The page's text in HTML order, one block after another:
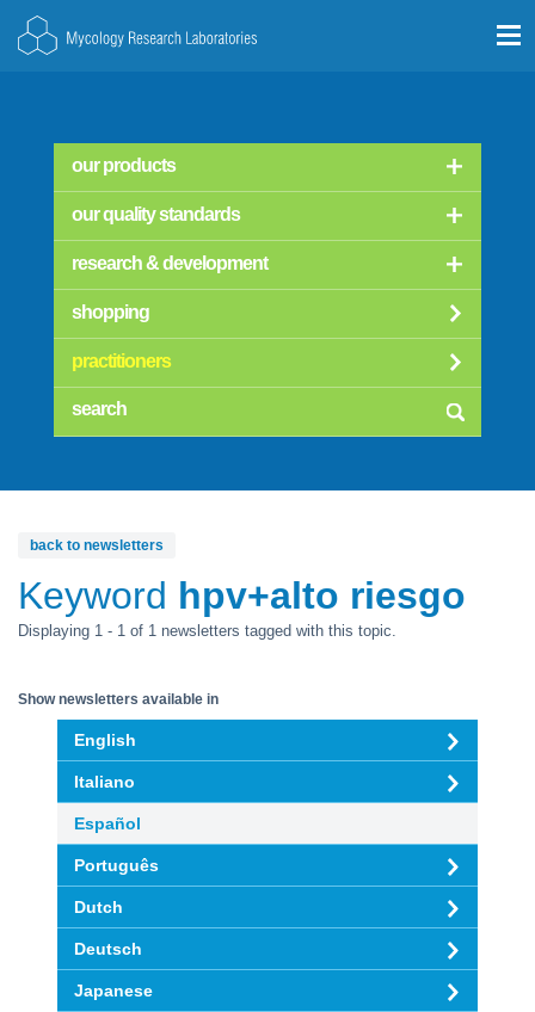
our products
our quality standards
research & development
shopping
practitioners
Keyword hpv+alto riesgo
back to newsletters
Displaying 1 - 1 of 1 newsletters tagged with this topic.
Show newsletters available in
English
Italiano
Español
Português
Dutch
Deutsch
Japanese